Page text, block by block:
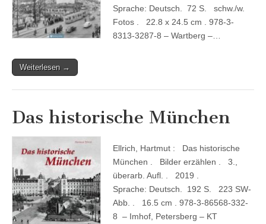
Sprache: Deutsch. 72 S. schw./w.
Fotos . 22.8 x 24.5 cm . 978-3-
8313-3287-8 – Wartberg –…
Weiterlesen →
Das historische München
Ellrich, Hartmut : Das historische
München . Bilder erzählen . 3.,
überarb. Aufl. . 2019 .
Sprache: Deutsch. 192 S. 223 SW-
Abb. . 16.5 cm . 978-3-86568-332-
8 – Imhof, Petersberg – KT